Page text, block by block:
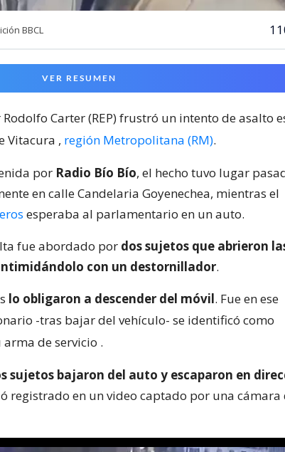
BBCL
VER RESUMEN
Carter (REP) frustró un intento de asalto
Vitacura , región Metropolitana (RM).
por Radio Bío Bío, el hecho tuvo lugar
en calle Candelaria Goyenechea, mientras el
esperaba al parlamentario en un auto.
fue abordado por dos sujetos que abrieron
con un destornillador.
lo obligaron a descender del móvil. Fue en ese
-tras bajar del vehículo- se identificó como
de servicio .
sujetos bajaron del auto y escaparon en
registrado en un video captado por una cámara